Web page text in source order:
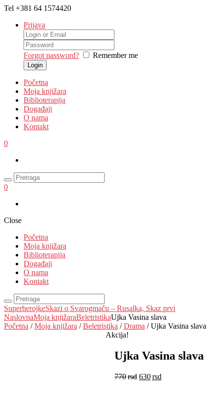
Tel +381 64 1574420
Prijava
Forgot password? Remember me
Početna
Moja knjižara
Biblioterapija
Događaji
O nama
Kontakt
0
0
Close
Početna
Moja knjižara
Biblioterapija
Događaji
O nama
Kontakt
SuperherojkeSkazi o Svarogmaču – Rusalka, Skaz prvi
NaslovnaMoja knjižaraBeletristikaUjka Vasina slava
Početna /Moja knjižara /Beletristika /Drama / Ujka Vasina slava
Akcija!
Ujka Vasina slava
770rsd 630rsd